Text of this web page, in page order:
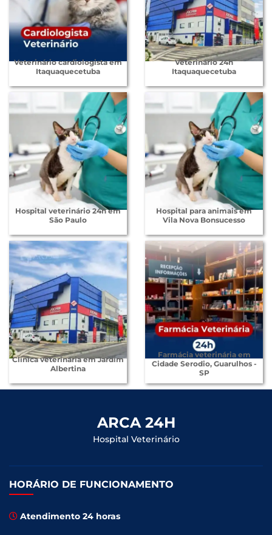
Veterinário cardiologista em
Itaquaquecetuba
Veterinário 24h
Itaquaquecetuba
Hospital veterinário 24h em
São Paulo
Hospital para animais em
Vila Nova Bonsucesso
Clínica veterinária em Jardim
Albertina
Farmácia veterinária em
Cidade Serodio, Guarulhos -
SP
ARCA 24H
Hospital Veterinário
HORÁRIO DE FUNCIONAMENTO
Atendimento 24 horas